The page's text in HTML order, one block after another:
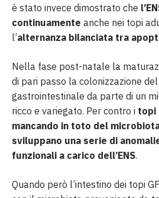
è stato invece dimostrato che
continuamente anche nei topi
l’alternanza bilanciata tra
Nella fase post-natale la
di pari passo la colonizzazione
gastrointestinale da parte di un
ricco e variegato. Per contro i topi
mancando in toto del
sviluppano una serie di
funzionali a carico dell’ENS.
Quando però l’intestino dei topi